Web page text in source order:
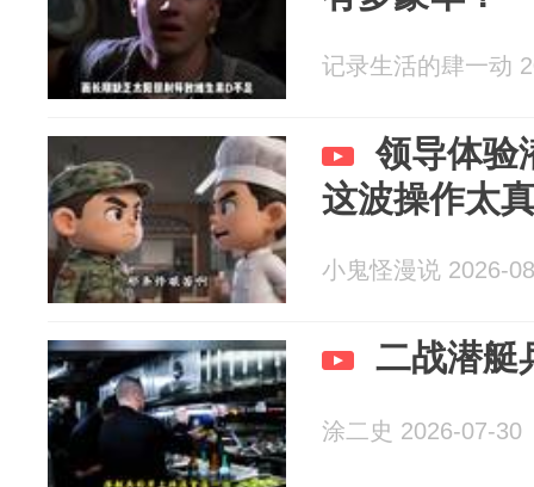
记录生活的肆一动
领导体验
这波操作太
小鬼怪漫说 2026-
二战潜艇
涂二史 2026-07-30